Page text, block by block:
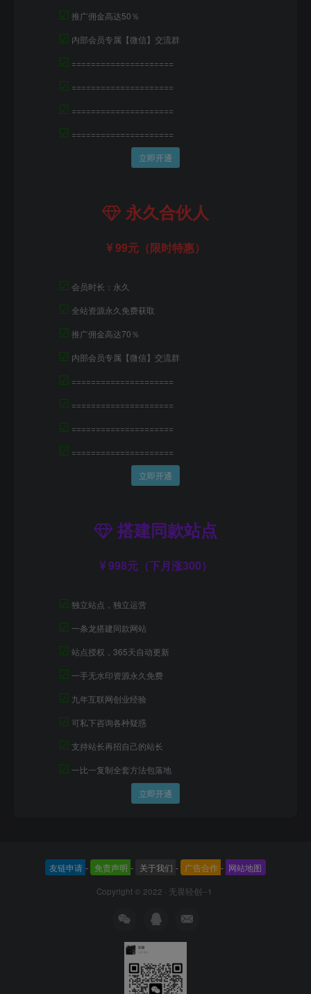
☑ 推广佣金高达50％
☑ 内部会员专属【微信】交流群
☑ =====================
☑ =====================
☑ =====================
☑ =====================
立即开通
永久合伙人
99元（限时特惠）
☑ 会员时长：永久
☑ 全站资源永久免费获取
☑ 推广佣金高达70％
☑ 内部会员专属【微信】交流群
☑ =====================
☑ =====================
☑ =====================
☑ =====================
立即开通
搭建同款站点
998元（下月涨300）
☑ 独立站点，独立运营
☑ 一条龙搭建同款网站
☑ 站点授权，365天自动更新
☑ 一手无水印资源永久免费
☑ 九年互联网创业经验
☑ 可私下咨询各种疑惑
☑ 支持站长再招自己的站长
☑ 一比一复制全套方法包落地
立即开通
友链申请 - 免责声明 - 关于我们 - 广告合作 - 网站地图
Copyright © 2022 · 无畏轻创--1